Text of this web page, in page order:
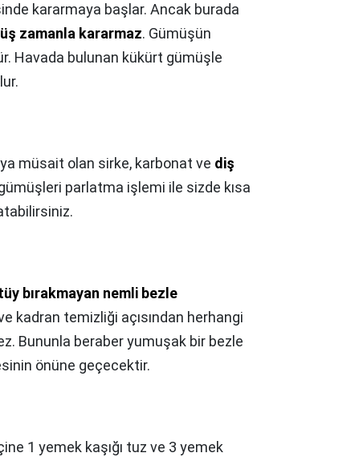
kararmaya başlar. Ancak burada
zamanla kararmaz. Gümüşün
Havada bulunan kükürt gümüşle
müsait olan sirke, karbonat ve diş
parlatma işlemi ile sizde kısa
bırakmayan nemli bezle
kadran temizliği açısından herhangi
Bununla beraber yumuşak bir bezle
önüne geçecektir.
1 yemek kaşığı tuz ve 3 yemek